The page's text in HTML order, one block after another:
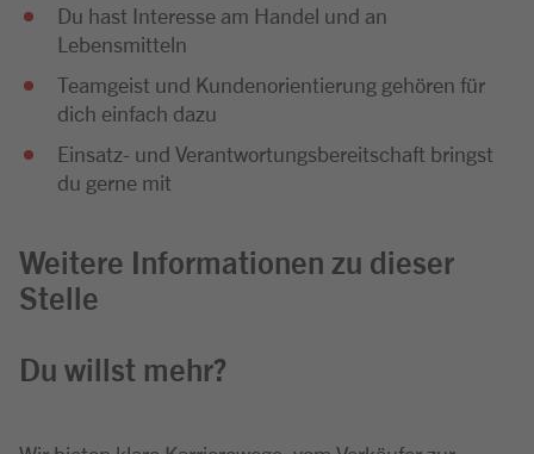
Du hast Interesse am Handel und an
Lebensmitteln
Teamgeist und Kundenorientierung gehören für
dich einfach dazu
Einsatz- und Verantwortungsbereitschaft bringst
du gerne mit
Weitere Informationen zu dieser
Stelle
Du willst mehr?